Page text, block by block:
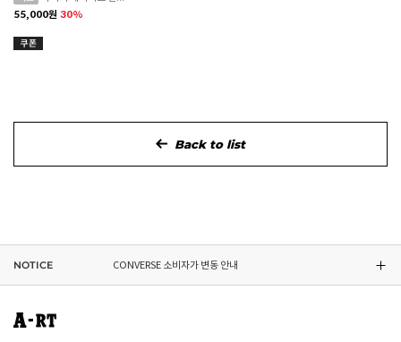
55,000원 30%
Back to list
NOTICE
ASICS 소비자가 변동 안내
CONVERSE 소비자가 변동 안내